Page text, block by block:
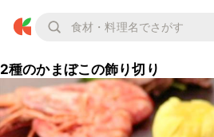
2種のかまぼこの飾り切り